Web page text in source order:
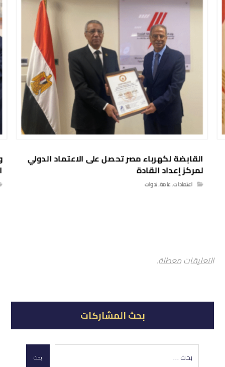
القابضة لكهرباء مصر تحصل على الاعتماد الدولي
لمركز إعداد القادة
اعتمادات,عامة,ندوات
التعليقات معطلة.
بحث المشاركات
بحث